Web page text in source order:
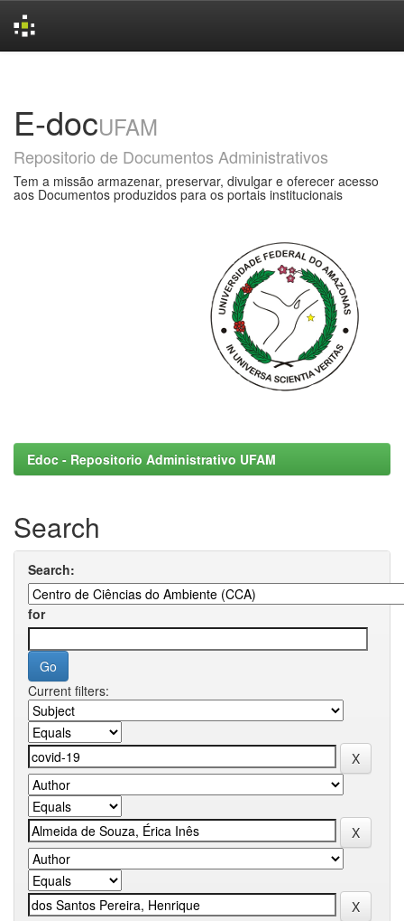
E-docUFAM
Repositorio de Documentos Administrativos
Tem a missão armazenar, preservar, divulgar e oferecer acesso
aos Documentos produzidos para os portais institucionais
Edoc - Repositorio Administrativo UFAM
Search
Search:
for
Current filters: